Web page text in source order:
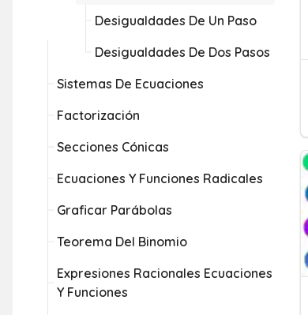
Desigualdades De Un Paso
Desigualdades De Dos Pasos
Sistemas De Ecuaciones
Factorización
Secciones Cónicas
Ecuaciones Y Funciones Radicales
Graficar Parábolas
Teorema Del Binomio
Expresiones Racionales Ecuaciones
Y Funciones